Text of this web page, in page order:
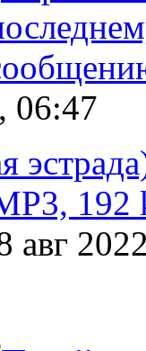
06:47
192
авг